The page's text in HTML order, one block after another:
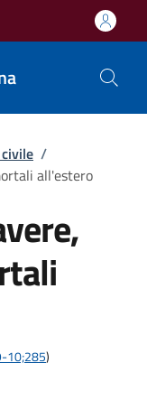
/
all'estero
10;285)